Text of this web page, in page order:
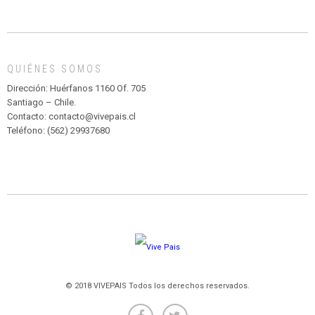
MADAGASCAR
PARQUE
HURATDO
QUIÉNES SOMOS
Dirección: Huérfanos 1160 Of. 705
Santiago – Chile.
Contacto: contacto@vivepais.cl
Teléfono: (562) 29937680
© 2018 VIVEPAIS Todos los derechos reservados.